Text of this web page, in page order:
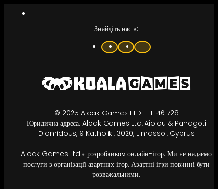
Знайдіть нас в:
© 2025 Aloak Games LTD | HE 461728
Юридична адреса: Aloak Games Ltd, Aiolou & Panagoti
Diomidous, 9 Katholiki, 3020, Limassol, Cyprus
Aloak Games Ltd є розробником онлайн-ігор. Ми не надаємо
послуги з організації азартних ігор. Азартні ігри повинні бути
розважальними.